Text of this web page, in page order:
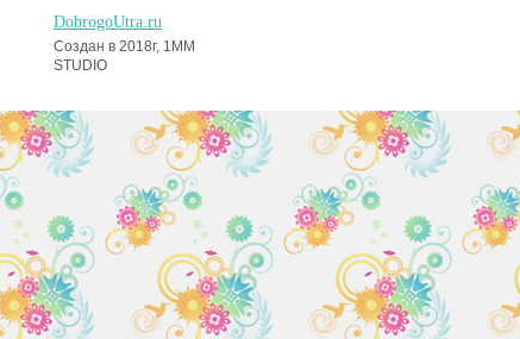
DobrogoUtra.ru
Создан в 2018г, 1MM
STUDIO